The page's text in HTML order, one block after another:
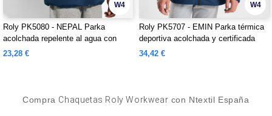
W4
Roly PK5080 - NEPAL Parka
acolchada repelente al agua con
capucha fija y visera
23,28 €
W4
Roly PK5707 - EMIN Parka térmica
deportiva acolchada y certificada
para el frío
34,42 €
Compra Chaquetas Roly Workwear con Ntextil España